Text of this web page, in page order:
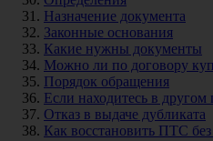
Назначение документа
Законные основания
Какие нужны документы
Можно ли по договору
Порядок обращения
Если находитесь в другом
Отказ в выдаче дубликата
Как восстановить ПТС